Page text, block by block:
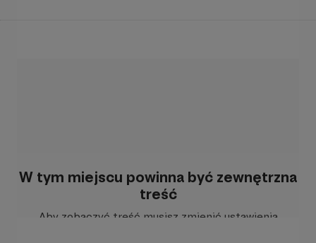
W tym miejscu powinna być zewnętrzna
treść
Aby zobaczyć treść musisz zmienić ustawienia